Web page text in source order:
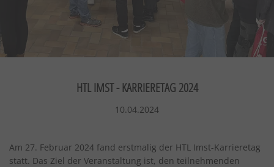
HTL IMST - KARRIERETAG 2024
10.04.2024
Am 27. Februar 2024 fand erstmalig der HTL Imst-Karrieretag
statt. Das Ziel der Veranstaltung ist, den teilnehmenden